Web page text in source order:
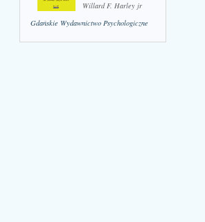
Willard F. Harley jr
Gdańskie Wydawnictwo Psychologiczne